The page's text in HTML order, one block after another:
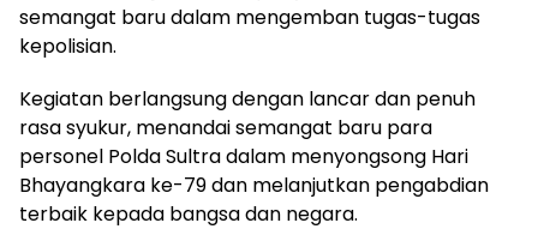
semangat baru dalam mengemban tugas-tugas
kepolisian.
Kegiatan berlangsung dengan lancar dan penuh
rasa syukur, menandai semangat baru para
personel Polda Sultra dalam menyongsong Hari
Bhayangkara ke-79 dan melanjutkan pengabdian
terbaik kepada bangsa dan negara.